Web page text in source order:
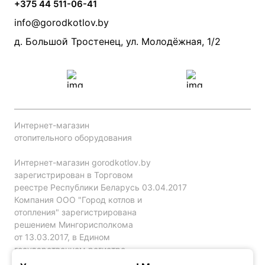
Производители
Монтаж систем отопления
Прайс по монтажу систем отопления
Проект систем отопления
+375 44 511-06-41
info@gorodkotlov.by
д. Большой Тростенец, ул. Молодёжная, 1/2
Интернет-магазин
отопительного оборудования
Интернет-магазин gorodkotlov.by
зарегистрирован в Торговом
реестре Республики Беларусь 03.04.2017
Компания ООО "Город котлов и
отопления" зарегистрирована
решением Мингорисполкома
от 13.03.2017, в Едином
государственном регистре
юр. лиц и индивидуальных